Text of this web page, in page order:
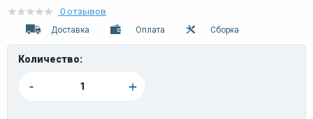
0 отзывов
Доставка Оплата Сборка
Количество:
- +